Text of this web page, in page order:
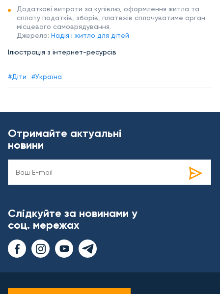
Додаткові витрати за купівлю, оформлення житла та
сплату податків, зборів, платежів сплачуватиме орган
місцевого самоврядування.
Джерело: Надія і житло для дітей
Ілюстрація з інтернет-ресурсів
#Діти #Україна
Отримайте актуальні
новини
Слідкуйте за новинами у
соц. мережах